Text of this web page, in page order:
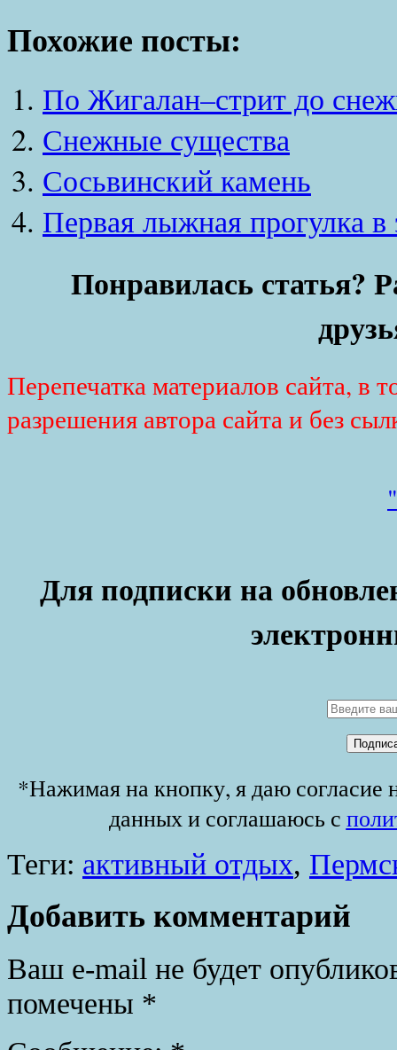
Похожие посты:
По Жигалан–стрит до
Снежные существа
Сосьвинский камень
Первая лыжная прогулка в
Понравилась статья?
Перепечатка материалов сайта, в
разрешения автора сайта и без
Для подписки на
*Нажимая на кнопку, я даю согласие
данных и соглашаюсь с
Теги: активный отдых,
Добавить комментарий
Ваш e-mail не будет
помечены *